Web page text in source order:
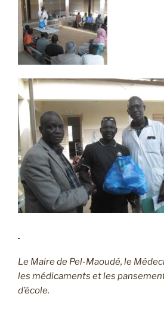
Le Maire de Pel-Maoudé, le
les médicaments et les
d’école.